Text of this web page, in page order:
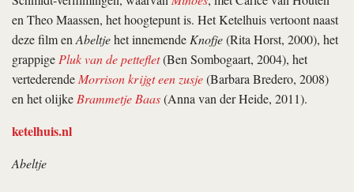
en Theo Maassen, het hoogtepunt is. Het Ketelhuis vertoont naast
deze film enAbeltjehet innemendeKnofje(Rita Horst, 2000), het
grappigePluk van de petteflet(Ben Sombogaart, 2004), het
vertederendeMorrison krijgt een zusje(Barbara Bredero, 2008)
en het olijkeBrammetje Baas(Anna van der Heide, 2011).
ketelhuis.nl
Abeltje